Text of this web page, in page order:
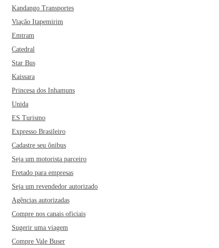
Kandango Transportes
Viação Itapemirim
Emtram
Catedral
Star Bus
Kaissara
Princesa dos Inhamuns
Unida
ES Turismo
Expresso Brasileiro
Cadastre seu ônibus
Seja um motorista parceiro
Fretado para empresas
Seja um revendedor autorizado
Agências autorizadas
Compre nos canais oficiais
Sugerir uma viagem
Compre Vale Buser